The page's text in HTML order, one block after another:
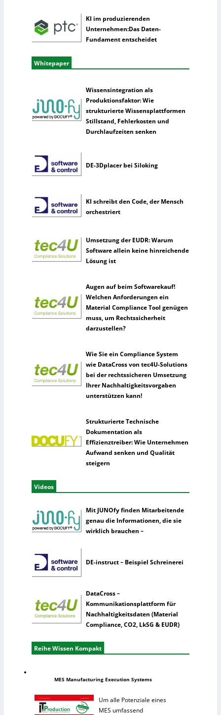
z
KI im produzierenden
Unternehmen:Das Daten-
Fundament entscheidet
Whitepaper
Wissensintegration als
Produktionsfaktor: Wie
strukturierte Wissensplattformen
Stillstand, Fehlerkosten und
Durchlaufzeiten senken
DE-3Dplacer bei Siloking
KI schreibt den Code, der Mensch
orchestriert
Umsetzung der EUDR: Warum
Software allein keine hinreichende
Lösung ist
Augen auf beim Softwarekauf!
Welchen Anforderungen ein
Material Compliance Tool genügen
muss, um Rechtssicherheit
darzustellen?
Wie Sie ein Compliance System
wie DataCross von tec4U-Solutions
bei der rechtssicheren Umsetzung
Ihrer Nachhaltigkeitsvorgaben
unterstützen kann!
Strukturierte Technische
Dokumentation als
Effizienztreiber: Wie Unternehmen
Aufwand senken und Qualität
steigern
Videos
Mit JUNOfy finden Mitarbeitende
genau die Informationen, die sie
wirklich brauchen –
DE-instruct – Beispiel Schreinerei
DataCross –
Kommunikationsplattform für
Nachhaltigkeitsdaten (Material
Compliance, CO2, LkSG & EUDR)
Reihe Wissen Kompakt
MES Manufacturing Execution Systems
Um alle Potenziale eines
MES umfassend